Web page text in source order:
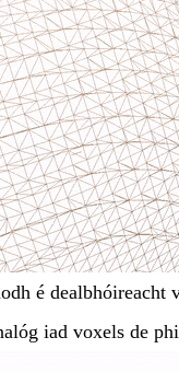
é dealbhóireacht
iad voxels de